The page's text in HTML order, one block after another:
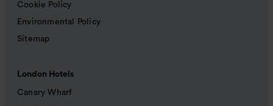
Cookie Policy
Environmental Policy
Sitemap
London Hotels
Canary Wharf